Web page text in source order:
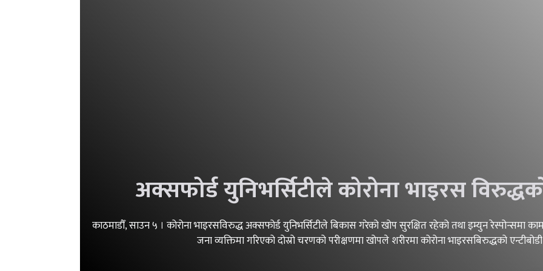
अक्सफोर्ड युनिभर्सिटीले कोरोना भाइरस
काठमाडौँ, साउन ५ । कोरोना भाइरसविरुद्ध अक्सफोर्ड युनिभर्सिटीले बिकास गरेको खोप सुरक्षित रहेको तथा इम्युन
जना व्यक्तिमा गरिएको दोस्रो चरणको परीक्षणमा खोपले शरीरमा कोरोना भाइरसबिरुद्धको